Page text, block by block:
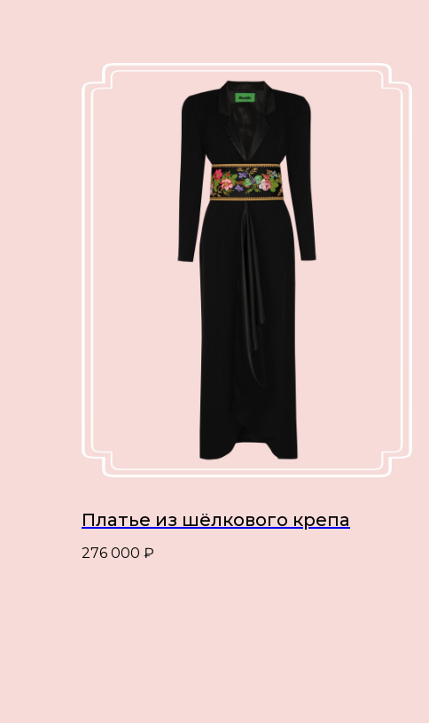
Платье из шёлкового крепа
276 000 ₽